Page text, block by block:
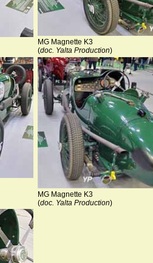
MG Magnette K3
(doc. Yalta Production)
MG Magnette K3
(doc. Yalta Production)